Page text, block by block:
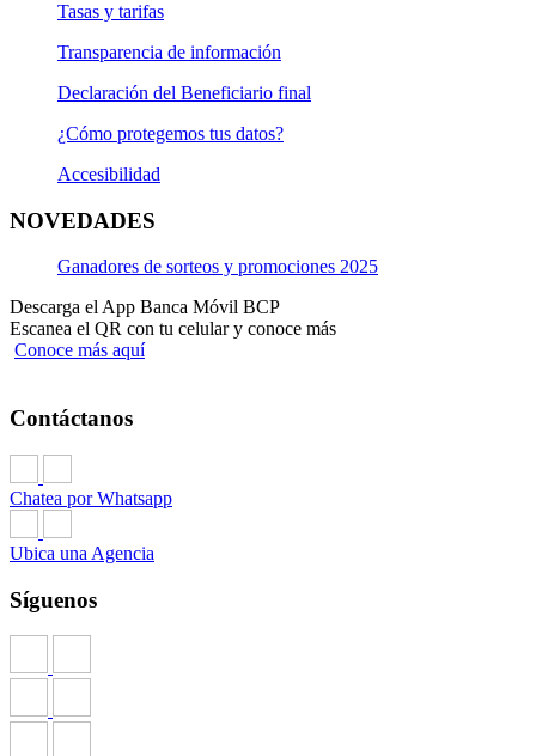
Tasas y tarifas
Transparencia de información
Declaración del Beneficiario final
¿Cómo protegemos tus datos?
Accesibilidad
NOVEDADES
Ganadores de sorteos y promociones 2025
Descarga el App Banca Móvil BCP
Escanea el QR con tu celular y conoce más
Conoce más aquí
Contáctanos
Chatea por Whatsapp
Ubica una Agencia
Síguenos